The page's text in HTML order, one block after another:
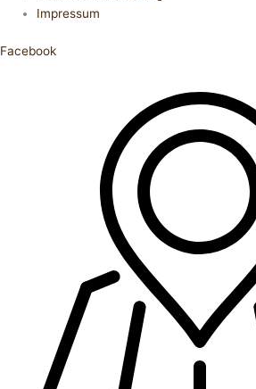
Impressum
Facebook